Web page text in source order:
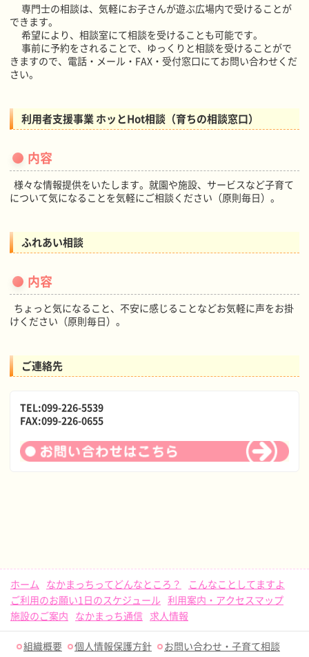
専門士の相談は、気軽にお子さんが遊ぶ広場内で受けることが
できます。
希望により、相談室にて相談を受けることも可能です。
事前に予約をされることで、ゆっくりと相談を受けることがで
きますので、電話・メール・FAX・受付窓口にてお問い合わせくだ
さい。
利用者支援事業 ホッとHot相談（育ちの相談窓口）
内容
様々な情報提供をいたします。就園や施設、サービスなど子育て
について気になることを気軽にご相談ください（原則毎日）。
ふれあい相談
内容
ちょっと気になること、不安に感じることなどお気軽に声をお掛
けください（原則毎日）。
ご連絡先
TEL:099-226-5539
FAX:099-226-0655
ホーム なかまっちってどんなところ？
こんなことしてますよ
ご利用のお願い1日のスケジュール 利用案内・アクセスマップ
施設のご案内 なかまっち通信 求人情報
組織概要 個人情報保護方針
お問い合わせ・子育て相談